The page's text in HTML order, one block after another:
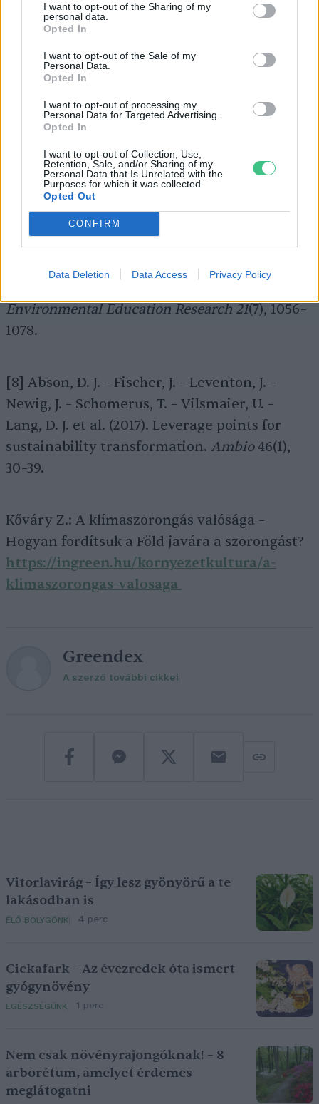
I want to opt-out of the Sharing of my
personal data.
Opted In
I want to opt-out of the Sale of my
Personal Data.
Opted In
I want to opt-out of processing my
Personal Data for Targeted Advertising.
Opted In
I want to opt-out of Collection, Use,
Retention, Sale, and/or Sharing of my
Personal Data that Is Unrelated with the
Purposes for which it was collected.
Opted Out
CONFIRM
Data Deletion Data Access Privacy Policy
(szerk.):Környezet és etika. Budapest,
L’Harmattan, 85–111.
[6] Crompton, T. (2010).
case for working with our cultural values.
Elérhető itt:
https://commoncausefoundation.org/resour
ces/common-cause-the-case-for-working-
with-our-cultural-values/(Utolsó letöltés
dátuma: 2022.05.03.)
[7] Antal, M. – Drews, S. (2015). Nature as
Environmental Education Research 21(7), 1056–
1078.
[8] Abson, D. J. – Fischer, J. – Leventon, J. –
Newig, J. – Schomerus, T. – Vilsmaier, U. –
Lang, D. J. et al. (2017). Leverage points for
sustainability transformation. Ambio46(1),
30–39.
Kőváry Z.: A klímaszorongás valósága –
Hogyan fordítsuk a Föld javára a szorongást?
https://ingreen.hu/kornyezetkultura/a-
klimaszorongas-valosaga
Greendex
A szerző további cikkei
Vitorlavirág – Így lesz gyönyörű a te
lakásodban is
ÉLŐ BOLYGÓNK 4 perc
Cickafark – Az évezredek óta ismert
gyógynövény
EGÉSZSÉGÜNK 1 perc
Nem csak növényrajongóknak! – 8
arborétum, amelyet érdemes
meglátogatni